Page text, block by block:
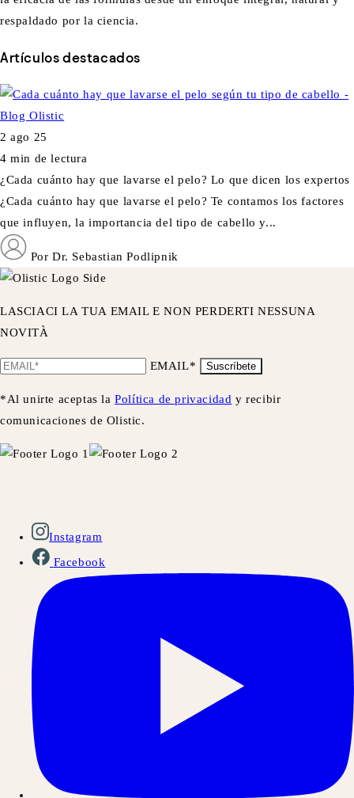
respaldado por la ciencia.
Artículos destacados
2 ago 25
4 min de lectura
¿Cada cuánto hay que lavarse el pelo? Lo que dicen los expertos
¿Cada cuánto hay que lavarse el pelo? Te contamos los factores
que influyen, la importancia del tipo de cabello y...
Por Dr. Sebastian Podlipnik
LASCIACI LA TUA EMAIL E NON PERDERTI NESSUNA
NOVITÀ
EMAIL* Suscríbete
*Al unirte aceptas laPolítica de privacidad y recibir
comunicaciones de Olistic.
Instagram
Facebook